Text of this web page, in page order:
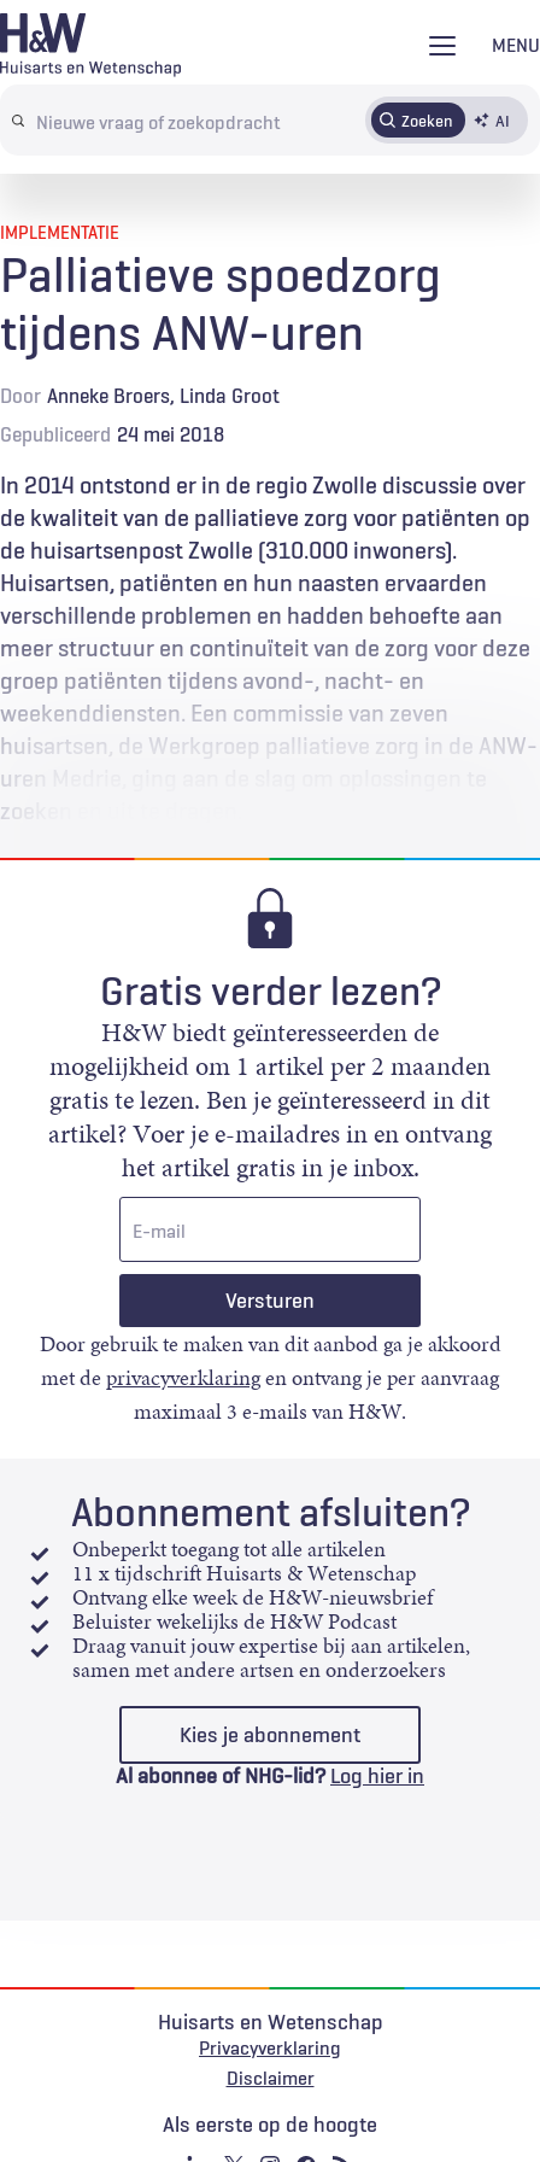
Overslaan
en
de
MENU
Search
terms
Zoeken AI
AbonnerenTijdschrift Inloggen
IMPLEMENTATIE
Palliatieve spoedzorg
tijdens ANW-uren
Door Anneke Broers Linda Groot
Gepubliceerd 24 mei 2018
In 2014 ontstond er in de regio Zwolle discussie over
de kwaliteit van de palliatieve zorg voor patiënten op
de huisartsenpost Zwolle (310.000 inwoners).
Huisartsen, patiënten en hun naasten ervaarden
verschillende problemen en hadden behoefte aan
meer structuur en continuïteit van de zorg voor deze
groep patiënten tijdens avond-, nacht- en
weekenddiensten. Een commissie van zeven
huisartsen, de Werkgroep palliatieve zorg in de ANW-
uren Medrie, ging aan de slag om oplossingen te
zoeken en uit te dragen.
Gratis verder lezen?
H&W biedt geïnteresseerden de
mogelijkheid om 1 artikel per 2 maanden
gratis te lezen. Ben je geïnteresseerd in dit
artikel? Voer je e-mailadres in en ontvang
het artikel gratis in je inbox.
Door gebruik te maken van dit aanbod ga je akkoord
met deprivacyverklaringen ontvang je per aanvraag
maximaal 3 e-mails van H&W.
Abonnement afsluiten?
Onbeperkt toegang tot alle artikelen
11 x tijdschrift Huisarts & Wetenschap
Ontvang elke week de H&W-nieuwsbrief
Beluister wekelijks de H&W Podcast
Draag vanuit jouw expertise bij aan artikelen,
samen met andere artsen en onderzoekers
Kies je abonnement
Al abonnee of NHG-lid? Log hier in
Huisarts en Wetenschap
Privacyverklaring
Voet
Disclaimer
Als eerste op de hoogte